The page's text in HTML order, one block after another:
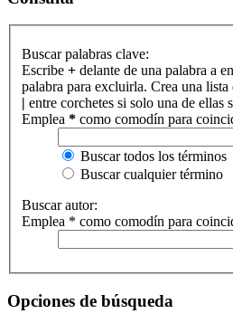
Buscar palabras clave:
Escribe + delante de una palabra a
palabra para excluirla. Crea una lista
| entre corchetes si solo una de ellas
Emplea * como comodín para
Buscar todos los términos
Buscar cualquier término
Buscar autor:
Emplea * como comodín para
Opciones de búsqueda